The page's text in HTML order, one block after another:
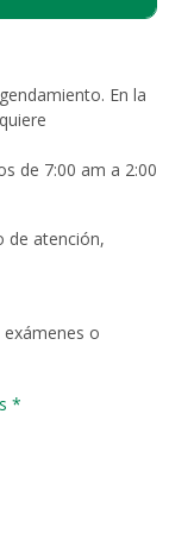
En la
de 7:00 am a 2:00
de atención,
o
*